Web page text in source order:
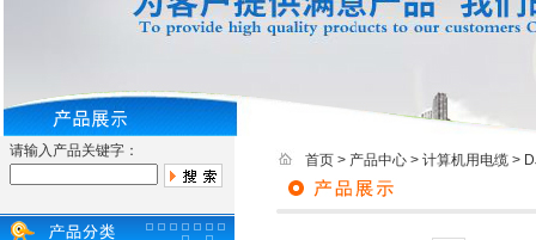
请输入产品关键字：
首页 > 产品中心 > 计算机用电缆 >